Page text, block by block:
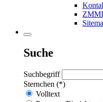
Suche
Suchbegriff
Sternchen (*)
Volltext